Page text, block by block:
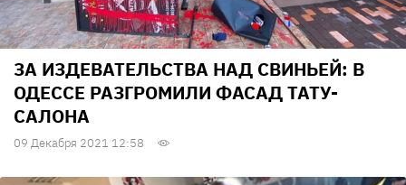
ЗА ИЗДЕВАТЕЛЬСТВА НАД СВИНЬЕЙ: В
ОДЕССЕ РАЗГРОМИЛИ ФАСАД ТАТУ-
САЛОНА
09 Декабря 2021 12:58